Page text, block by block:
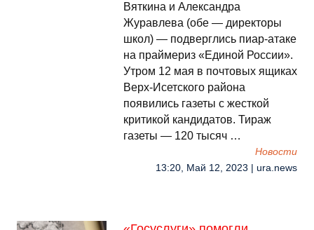
Вяткина и Александра
Журавлева (обе — директоры
школ) — подверглись пиар-атаке
на праймериз «Единой России».
Утром 12 мая в почтовых ящиках
Верх-Исетского района
появились газеты с жесткой
критикой кандидатов. Тираж
газеты — 120 тысяч …
Новости
13:20, Май 12, 2023 | ura.news